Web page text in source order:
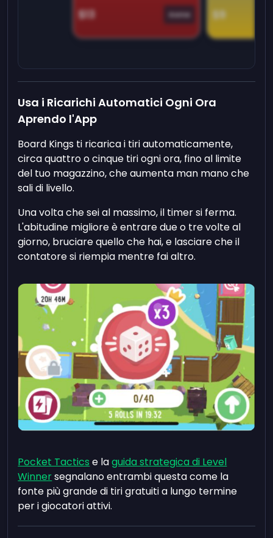
$13 Game $9
Usa i Ricarichi Automatici Ogni Ora
Aprendo l'App
Board Kings ti ricarica i tiri automaticamente,
circa quattro o cinque tiri ogni ora, fino al limite
del tuo magazzino, che aumenta man mano che
sali di livello.
Una volta che sei al massimo, il timer si ferma.
L'abitudine migliore è entrare due o tre volte al
giorno, bruciare quello che hai, e lasciare che il
contatore si riempia mentre fai altro.
Pocket Tactics e laguida strategica di Level
Winnersegnalano entrambi questa come la
fonte più grande di tiri gratuiti a lungo termine
per i giocatori attivi.